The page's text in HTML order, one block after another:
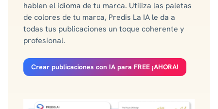
hablen el idioma de tu marca. Utiliza las paletas
de colores de tu marca, Predis La IA le da a
todas tus publicaciones un toque coherente y
profesional.
Crear publicaciones con IA para FREE ¡AHORA!